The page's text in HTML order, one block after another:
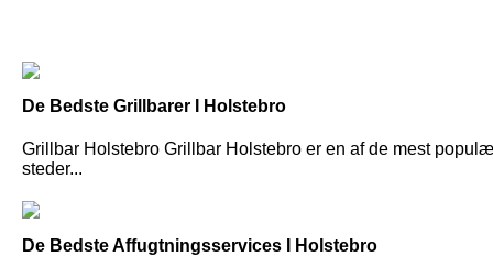
De Bedste Grillbarer I Holstebro
Grillbar Holstebro Grillbar Holstebro er en af de mest
steder...
De Bedste Affugtningsservices I Holstebro